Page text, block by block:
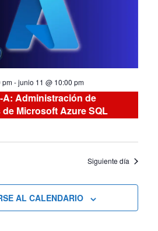
de
Cursos
pm-junio 11 @ 10:00 pm
A: Administración de
Microsoft Azure SQL
Siguiente día
AL CALENDARIO